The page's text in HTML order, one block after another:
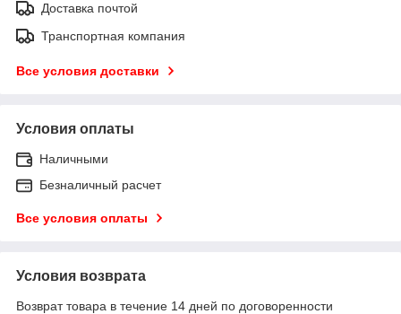
Доставка почтой
Транспортная компания
Все условия доставки
Условия оплаты
Наличными
Безналичный расчет
Все условия оплаты
Условия возврата
Возврат товара в течение 14 дней по договоренности